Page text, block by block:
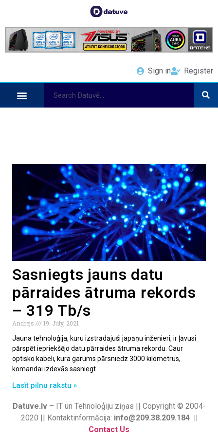
Sign in Register
Sasniegts jauns datu
pārraides ātruma rekords
– 319 Tb/s
Andrejs
19. July, 2021
Jauna tehnoloģija, kuru izstrādājuši japāņu inženieri, ir ļāvusi
pārspēt iepriekšējo datu pārraides ātruma rekordu. Caur
optisko kabeli, kura garums pārsniedz 3000 kilometrus,
komandai izdevās sasniegt
Lasīt pilnu rakstu »
Datuve.lv– IT un Tehnoloģiju ziņas || Copyright © 2004-
2020 || Kontaktinformācija: info@209.38.209.184 ||
Contact Us